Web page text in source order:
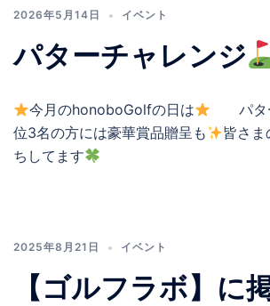
2026年5月14日 イベント
パターチャレンジ
今月のhonoboGolfの日は パタ
位3名の方には豪華賞品贈呈も
皆さま
ちしてます
2025年8月21日 イベント
【ゴルフラボ】に